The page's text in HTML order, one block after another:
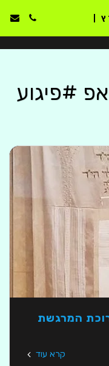
#פיגוע
המרגשת
קרא עוד